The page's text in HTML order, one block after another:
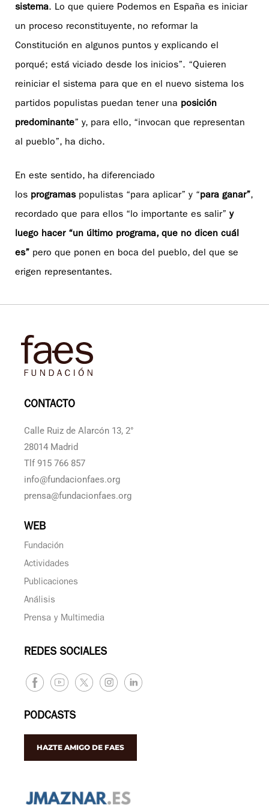
sistema. Lo que quiere Podemos en España es iniciar
un proceso reconstituyente, no reformar la
Constitución en algunos puntos y explicando el
porqué; está viciado desde los inicios”. “Quieren
reiniciar el sistema para que en el nuevo sistema los
partidos populistas puedan tener una posición
predominante” y, para ello, “invocan que representan
al pueblo”, ha dicho.
En este sentido, ha diferenciado
los programaspopulistas “para aplicar” y “para ganar”,
recordado que para ellos “lo importante es salir” y
luego hacer “un último programa, que no dicen cuál
es” pero que ponen en boca del pueblo, del que se
erigen representantes.
CONTACTO
Calle Ruiz de Alarcón 13, 2°
28014 Madrid
Tlf 915 766 857
info@fundacionfaes.org
prensa@fundacionfaes.org
WEB
Fundación
Actividades
Publicaciones
Análisis
Prensa y Multimedia
REDES SOCIALES
PODCASTS
HAZTE AMIGO DE FAES